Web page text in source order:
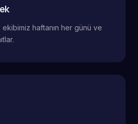
haftanın her günü ve